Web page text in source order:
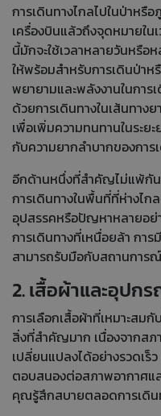
การเดินทางไกลไปในป่าหรื
เครื่องบินแล้วถึงจุดหมายใน
นี้มักจะใช้เวลาหลายวันหรือ
ให้พร้อมสำหรับการเดินป่าห
พยายามและพลังงานในการ
ด้วยการเดินทางในเส้นทาง
เพื่อเพิ่มความทนทานในระย
กับความยากลำบากของการ
อีกด้านหนึ่งที่สำคัญไม่แพ้กัน
การเดินทางในพื้นที่ที่ห่างไก
อุปสรรคหรือปัญหาหลายอย่
การเดินทางที่เหนื่อยล้า การ
สามารถรับมือกับสถานการ
2. เสื้อผ้าและอุปก
การเลือกเสื้อผ้าที่เหมาะสมกั
สิ่งที่สำคัญมาก เนื่องจากส
เปลี่ยนแปลงได้อย่างรวดเร็
ตอบสนองต่อสภาพอากาศแ
คุณรู้สึกสบายตลอดการเดิน